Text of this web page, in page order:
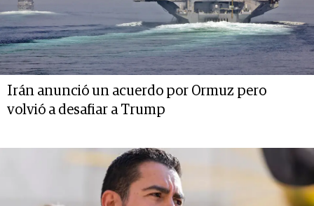
Irán anunció un acuerdo por Ormuz pero
volvió a desafiar a Trump